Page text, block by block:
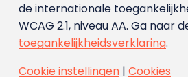
de internationale
WCAG 2.1, niveau AA. Ga naar
toegankelijkheidsverklaring.
Cookie instellingen| Cookies